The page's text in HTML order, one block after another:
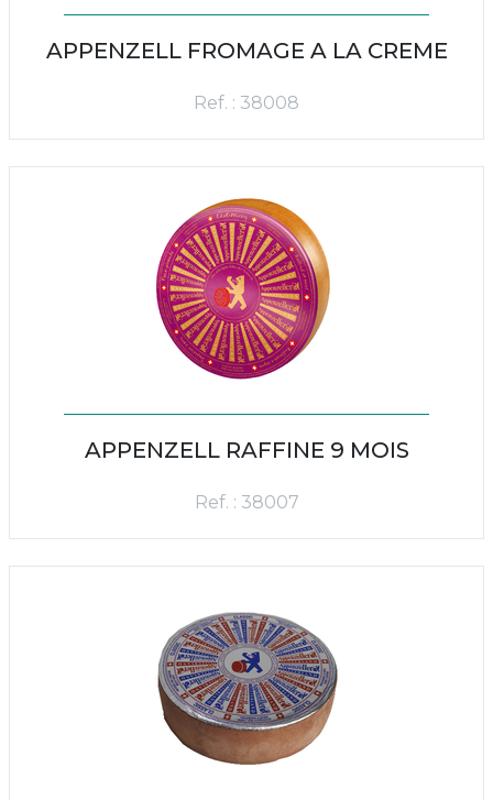
APPENZELL FROMAGE A LA CREME
Ref. : 38008
APPENZELL RAFFINE 9 MOIS
Ref. : 38007